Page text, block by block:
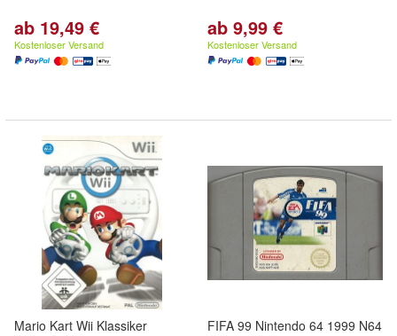
ab 19,49 €
Kostenloser Versand
ab 9,99 €
Kostenloser Versand
Mario Kart Wii Klassiker
FIFA 99 Nintendo 64 1999 N64